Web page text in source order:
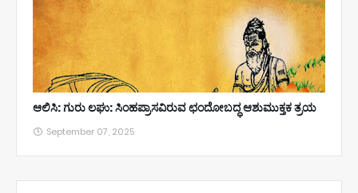
ಆಲಿಸಿ: ಗುರು ಲಘು: ಸಿಂಹಪ್ರಾಸವಿರುವ ಛಂದೋಬದ್ಧ ಆಶುಮುಕ್ತಕ ತ್ರಯ
September 07, 2025